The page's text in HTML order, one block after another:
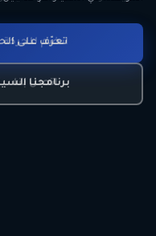
تعرّف على
برنامجنا
انضم للحركة
اتصل بنا